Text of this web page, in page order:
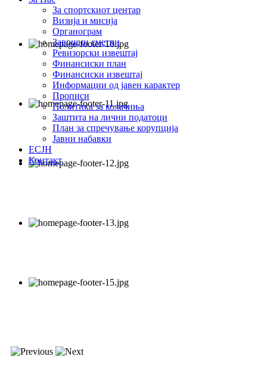
За спортскиот центар
Визија и мисија
Органограм
Завршни сметки
Ревизорски извештај
Финансиски план
Финансиски извештај
Информации од јавен карактер
Прописи
Политика за колачиња
Заштита на лични податоци
План за спречување корупција
Јавни набавки
ЕСЈН
Контакт